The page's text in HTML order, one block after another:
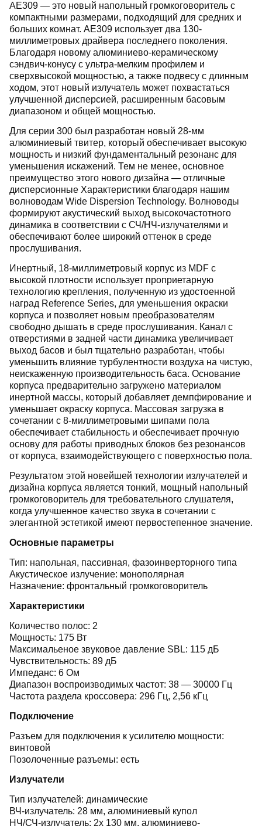
AE309 — это новый напольный громкоговоритель с
компактными размерами, подходящий для средних и
больших комнат. AE309 использует два 130-
миллиметровых драйвера последнего поколения.
Благодаря новому алюминиево-керамическому
сэндвич-конусу с ультра-мелким профилем и
сверхвысокой мощностью, а также подвесу с длинным
ходом, этот новый излучатель может похвастаться
улучшенной дисперсией, расширенным басовым
диапазоном и общей мощностью.
Для серии 300 был разработан новый 28-мм
алюминиевый твитер, который обеспечивает высокую
мощность и низкий фундаментальный резонанс для
уменьшения искажений. Тем не менее, основное
преимущество этого нового дизайна — отличные
дисперсионные Характеристики благодаря нашим
волноводам Wide Dispersion Technology. Волноводы
формируют акустический выход высокочастотного
динамика в соответствии с СЧ/НЧ-излучателями и
обеспечивают более широкий оттенок в среде
прослушивания.
Инертный, 18-миллиметровый корпус из MDF с
высокой плотности использует проприетарную
технологию крепления, полученную из удостоенной
наград Reference Series, для уменьшения окраски
корпуса и позволяет новым преобразователям
свободно дышать в среде прослушивания. Канал с
отверстиями в задней части динамика увеличивает
выход басов и был тщательно разработан, чтобы
уменьшить влияние турбулентности воздуха на чистую,
неискаженную производительность баса. Основание
корпуса предварительно загружено материалом
инертной массы, который добавляет демпфирование и
уменьшает окраску корпуса. Массовая загрузка в
сочетании с 8-миллиметровыми шипами пола
обеспечивает стабильность и обеспечивает прочную
основу для работы приводных блоков без резонансов
от корпуса, взаимодействующего с поверхностью пола.
Результатом этой новейшей технологии излучателей и
дизайна корпуса является тонкий, мощный напольный
громкоговоритель для требовательного слушателя,
когда улучшенное качество звука в сочетании с
элегантной эстетикой имеют первостепенное значение.
Основные параметры
Тип: напольная, пассивная, фазоинверторного типа
Акустическое излучение: монополярная
Назначение: фронтальный громкоговоритель
Характеристики
Количество полос: 2
Мощность: 175 Вт
Максимальеное звуковое давление SBL: 115 дБ
Чувствительность: 89 дБ
Импеданс: 6 Ом
Диапазон воспроизводимых частот: 38 — 30000 Гц
Частота раздела кроссовера: 296 Гц, 2,56 кГц
Подключение
Разъем для подключения к усилителю мощности:
винтовой
Позолоченные разъемы: есть
Излучатели
Тип излучателей: динамические
ВЧ-излучатель: 28 мм, алюминиевый купол
НЧ/СЧ-излучатель: 2x 130 мм, алюминиево-